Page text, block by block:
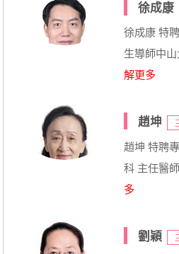
徐成康
徐成康 特
生導師中
解更多
趙坤
趙坤 特聘
科 主任醫
多
劉穎